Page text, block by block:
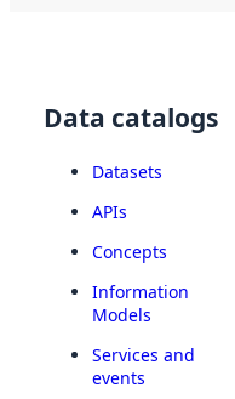
Data catalogs
Datasets
APIs
Concepts
Information
Models
Services and
events